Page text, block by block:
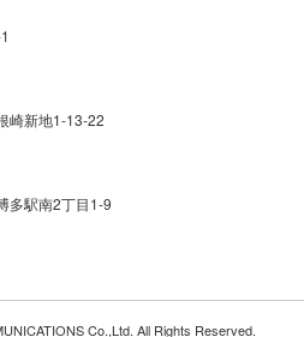
崎新地1-13-22
多駅南2丁目1-9
Co.,Ltd. All Rights Reserved.